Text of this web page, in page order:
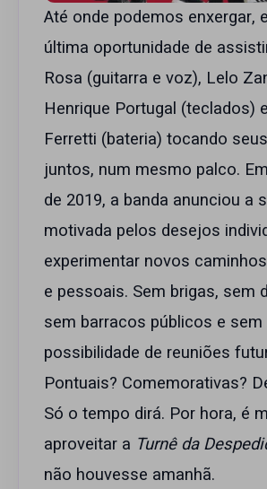
Até onde podemos enxergar,
última oportunidade de
Rosa (guitarra e voz), Lelo
Henrique Portugal (teclados)
Ferretti (bateria) tocando
juntos, num mesmo palco.
de 2019, a banda anunciou a
motivada pelos desejos
experimentar novos
e pessoais. Sem brigas, sem
sem barracos públicos e
possibilidade de reuniões
Pontuais? Comemorativas?
Só o tempo dirá. Por hora, é
aproveitar a Turnê da
não houvesse amanhã.